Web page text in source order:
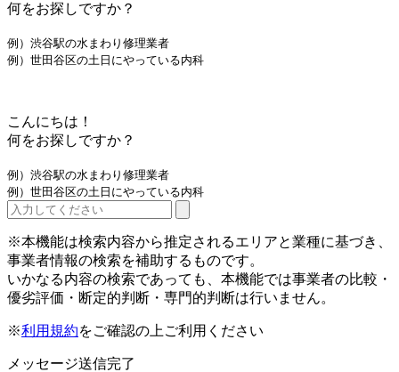
何をお探しですか？
例）渋谷駅の水まわり修理業者
例）世田谷区の土日にやっている内科
こんにちは！
何をお探しですか？
例）渋谷駅の水まわり修理業者
例）世田谷区の土日にやっている内科
※本機能は検索内容から推定されるエリアと業種に基づき、
事業者情報の検索を補助するものです。
いかなる内容の検索であっても、本機能では事業者の比較・
優劣評価・断定的判断・専門的判断は行いません。
※利用規約をご確認の上ご利用ください
メッセージ送信完了